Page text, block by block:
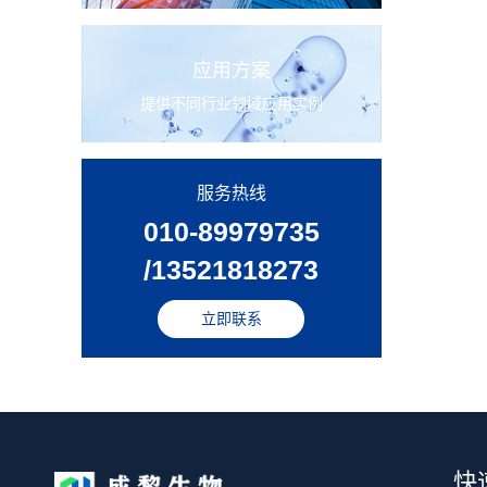
应用方案
提供不同行业领域应用实例
服务热线
010-89979735
/13521818273
立即联系